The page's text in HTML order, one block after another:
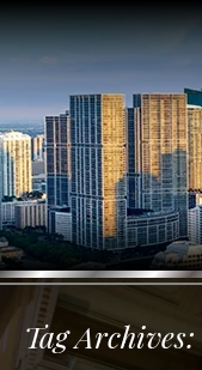
Tag Archives: